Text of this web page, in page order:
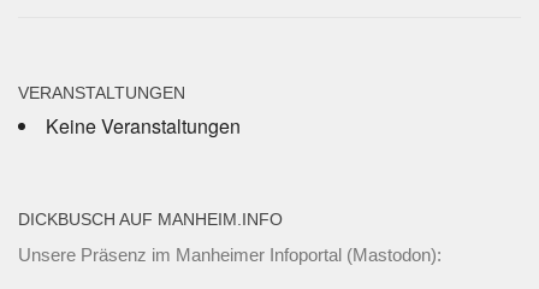
VERANSTALTUNGEN
Keine Veranstaltungen
DICKBUSCH AUF MANHEIM.INFO
Unsere Präsenz im Manheimer Infoportal (Mastodon):